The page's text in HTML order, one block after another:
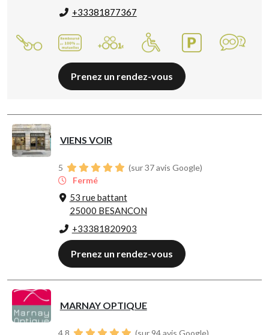
+33381877367
Prenez un rendez-vous
VIENS VOIR
5
(sur 37 avis Google)
Fermé
53 rue battant
25000 BESANCON
+33381820903
Prenez un rendez-vous
MARNAY OPTIQUE
4.8
(sur 94 avis Google)